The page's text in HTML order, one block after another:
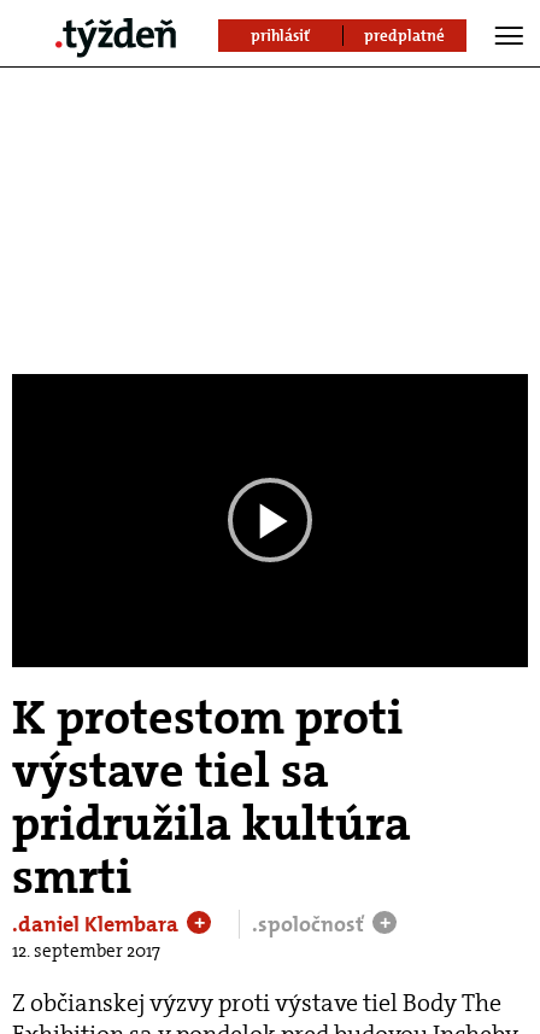
prihlásiť predplatné
Play
K protestom proti
výstave tiel sa
pridružila kultúra
smrti
.daniel Klembara + .spoločnosť +
12. september 2017
Z občianskej výzvy proti výstave tiel Body The